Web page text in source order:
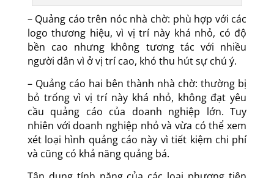
– Quảng cáo trên nóc nhà chờ: phù hợp với các
logo thương hiệu, vì vị trí này khá nhỏ, có độ
bền cao nhưng không tương tác với nhiều
người dân vì ở vị trí cao, khó thu hút sự chú ý.
– Quảng cáo hai bên thành nhà chờ: thường bị
bỏ trống vì vị trí này khá nhỏ, không đạt yêu
cầu quảng cáo của doanh nghiệp lớn. Tuy
nhiên với doanh nghiệp nhỏ và vừa có thể xem
xét loại hình quảng cáo này vì tiết kiệm chi phí
và cũng có khả năng quảng bá.